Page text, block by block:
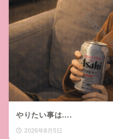
やりたい事は….
2026年8月5日